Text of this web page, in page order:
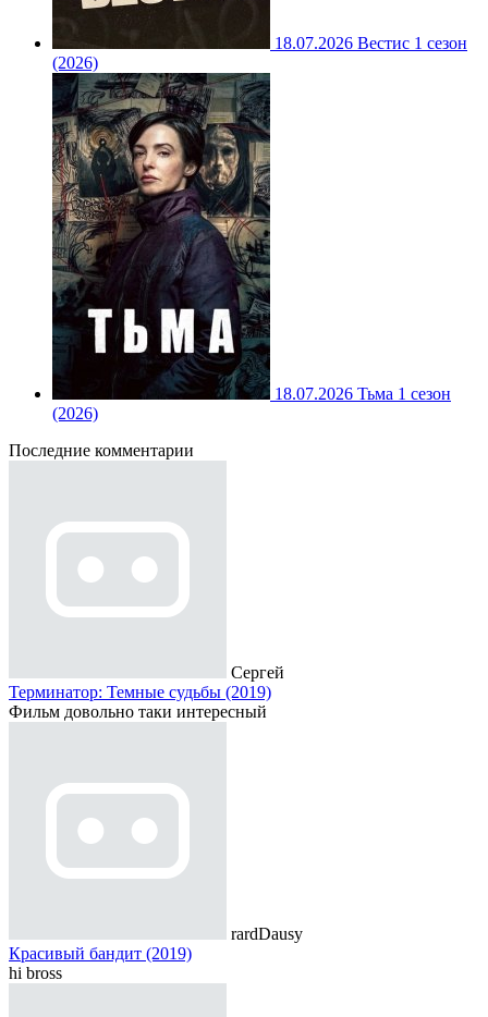
18.07.2026 Вестис 1 сезон
(2026)
18.07.2026 Тьма 1 сезон
(2026)
Последние комментарии
Сергей
Терминатор: Темные судьбы (2019)
Фильм довольно таки интересный
rardDausy
Красивый бандит (2019)
hi bross